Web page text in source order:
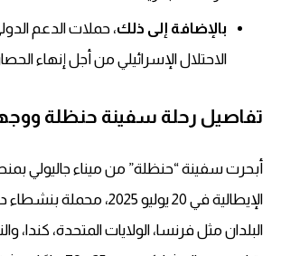
بالإضافة إلى ذلك، حملات الدعم
الاحتلال الإسرائيلي من أجل إنهاء
تفاصيل رحلة سفينة حنظلة
أبحرت سفينة “حنظلة” من ميناء جاليولي
الإيطالية في 20 يوليو 2025،
البلدان مثل فرنسا، الولايات المتحدة، كندا،